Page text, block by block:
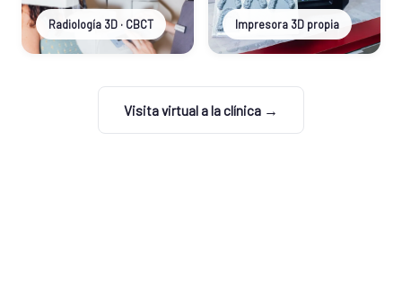
Radiología 3D · CBCT Impresora 3D propia
Visita virtual a la clínica →